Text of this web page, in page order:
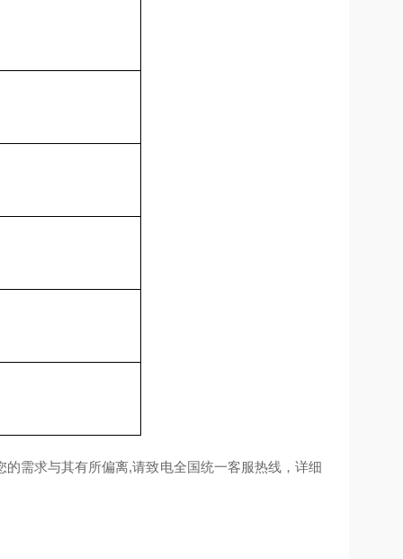
需求与其有所偏离,请致电全国统一客服热线，详细